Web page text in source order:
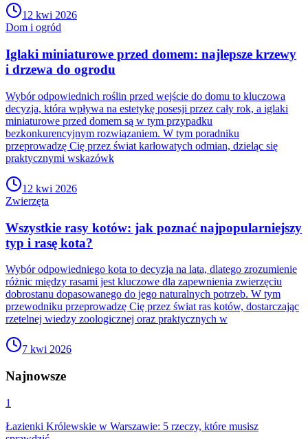
12 kwi 2026
Dom i ogród
Iglaki miniaturowe przed domem: najlepsze krzewy
i drzewa do ogrodu
Wybór odpowiednich roślin przed wejście do domu to kluczowa
decyzja, która wpływa na estetykę posesji przez cały rok, a iglaki
miniaturowe przed domem są w tym przypadku
bezkonkurencyjnym rozwiązaniem. W tym poradniku
przeprowadzę Cię przez świat karłowatych odmian, dzieląc się
praktycznymi wskazówk
12 kwi 2026
Zwierzęta
Wszystkie rasy kotów: jak poznać najpopularniejszy
typ i rasę kota?
Wybór odpowiedniego kota to decyzja na lata, dlatego zrozumienie
różnic między rasami jest kluczowe dla zapewnienia zwierzęciu
dobrostanu dopasowanego do jego naturalnych potrzeb. W tym
przewodniku przeprowadzę Cię przez świat ras kotów, dostarczając
rzetelnej wiedzy zoologicznej oraz praktycznych w
7 kwi 2026
Najnowsze
1
Łazienki Królewskie w Warszawie: 5 rzeczy, które musisz